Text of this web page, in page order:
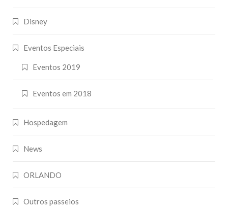
Disney
Eventos Especiais
Eventos 2019
Eventos em 2018
Hospedagem
News
ORLANDO
Outros passeios